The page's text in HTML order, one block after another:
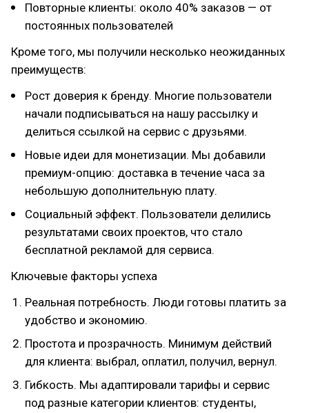
Повторные клиенты: около 40% заказов — от
постоянных пользователей
Кроме того, мы получили несколько неожиданных
преимуществ:
Рост доверия к бренду. Многие пользователи
начали подписываться на нашу рассылку и
делиться ссылкой на сервис с друзьями.
Новые идеи для монетизации. Мы добавили
премиум-опцию: доставка в течение часа за
небольшую дополнительную плату.
Социальный эффект. Пользователи делились
результатами своих проектов, что стало
бесплатной рекламой для сервиса.
Ключевые факторы успеха
Реальная потребность. Люди готовы платить за
удобство и экономию.
Простота и прозрачность. Минимум действий
для клиента: выбрал, оплатил, получил, вернул.
Гибкость. Мы адаптировали тарифы и сервис
под разные категории клиентов: студенты,